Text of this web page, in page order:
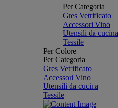
Per Categoria
Gres Vetrificato
Accessori Vino
Utensili da cucina
Tessile
Per Colore
Per Categoria
Gres Vetrificato
Accessori Vino
Utensili da cucina
Tessile